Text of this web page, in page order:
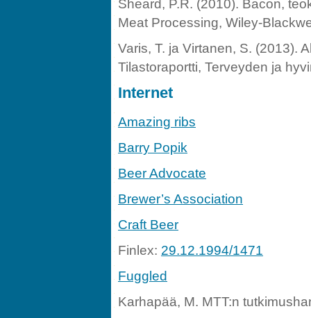
Sheard, P.R. (2010). Bacon,
Meat Processing, Wiley-
Varis, T. ja Virtanen, S. (2013).
Tilastoraportti, Terveyden ja
Internet
Amazing ribs
Barry Popik
Beer Advocate
Brewer’s Association
Craft Beer
Finlex: 29.12.1994/1471
Fuggled
Karhapää, M. MTT:n